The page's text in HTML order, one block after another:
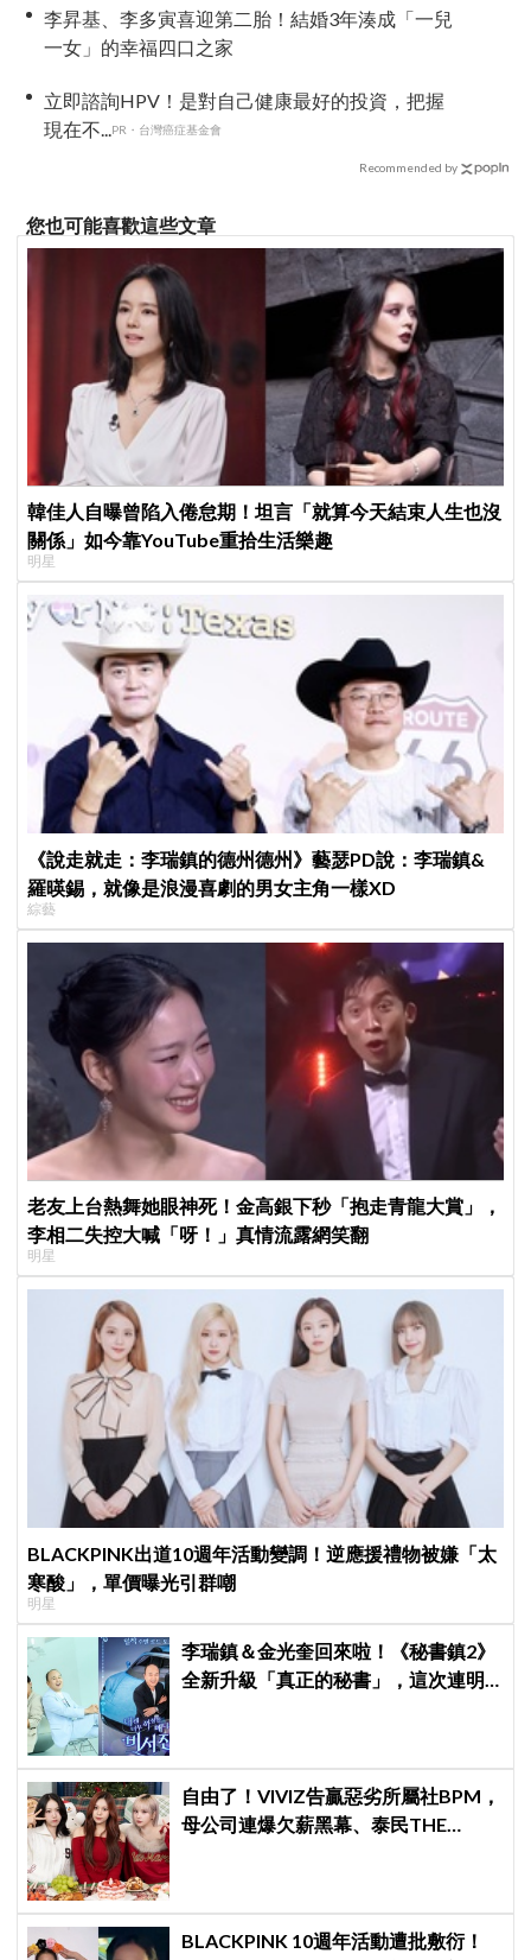
李昇基、李多寅喜迎第二胎！結婚3年湊成「一兒
一女」的幸福四口之家
立即諮詢HPV！是對自己健康最好的投資，把握
現在不...PR・台灣癌症基金會
Recommended by
您也可能喜歡這些文章
韓佳人自曝曾陷入倦怠期！坦言「就算今天結束人生也沒
關係」如今靠YouTube重拾生活樂趣
明星
《說走就走：李瑞鎮的德州德州》藝瑟PD說：李瑞鎮&
羅暎錫，就像是浪漫喜劇的男女主角一樣XD
綜藝
老友上台熱舞她眼神死！金高銀下秒「抱走青龍大賞」，
李相二失控大喊「呀！」真情流露網笑翻
明星
BLACKPINK出道10週年活動變調！逆應援禮物被嫌「太
寒酸」，單價曝光引群嘲
明星
李瑞鎮＆金光奎回來啦！《秘書鎮2》
全新升級「真正的秘書」，這次連明
自由了！VIVIZ告贏惡劣所屬社BPM，
母公司連爆欠薪黑幕、泰民THE
BLACKPINK 10週年活動遭批敷衍！